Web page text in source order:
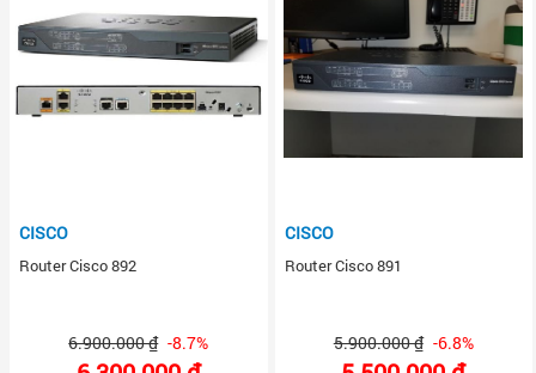
CISCO
Router Cisco 892
6.900.000 ₫ -8.7%
CISCO
Router Cisco 891
5.900.000 ₫ -6.8%